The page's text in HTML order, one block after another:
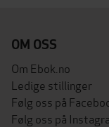
OM OSS
Om Ebok.no
Ledige stillinger
Følg oss på
Følg oss på